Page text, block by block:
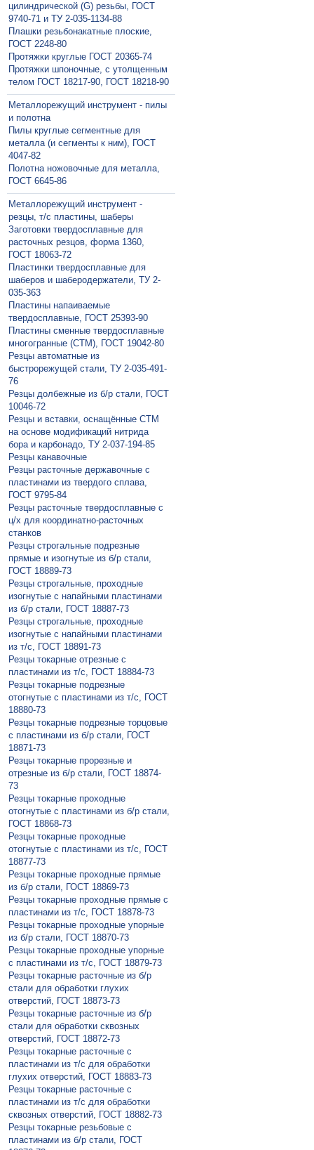
цилиндрической (G) резьбы, ГОСТ
9740-71 и ТУ 2-035-1134-88
Плашки резьбонакатные плоские,
ГОСТ 2248-80
Протяжки круглые ГОСТ 20365-74
Протяжки шпоночные, с утолщенным
телом ГОСТ 18217-90, ГОСТ 18218-90
Металлорежущий инструмент - пилы
и полотна
Пилы круглые сегментные для
металла (и сегменты к ним), ГОСТ
4047-82
Полотна ножовочные для металла,
ГОСТ 6645-86
Металлорежущий инструмент -
резцы, т/с пластины, шаберы
Заготовки твердосплавные для
расточных резцов, форма 1360,
ГОСТ 18063-72
Пластинки твердосплавные для
шаберов и шаберодержатели, ТУ 2-
035-363
Пластины напаивaемые
твердосплавные, ГОСТ 25393-90
Пластины сменные твердосплавные
многогранные (СТМ), ГОСТ 19042-80
Резцы автоматные из
быстрорежущей стали, ТУ 2-035-491-
76
Резцы долбежные из б/р стали, ГОСТ
10046-72
Резцы и вставки, оснащённые СТМ
на основе модификаций нитрида
бора и карбонадо, ТУ 2-037-194-85
Резцы канавочные
Резцы расточные державочные с
пластинами из твердого сплава,
ГОСТ 9795-84
Резцы расточные твердосплавные с
ц/х для координатно-расточных
станков
Резцы строгальные подрезные
прямые и изогнутые из б/р стали,
ГОСТ 18889-73
Резцы строгальные, проходные
изогнутые с напайными пластинами
из б/р стали, ГОСТ 18887-73
Резцы строгальные, проходные
изогнутые с напайными пластинами
из т/с, ГОСТ 18891-73
Резцы токарные отрезные с
пластинами из т/с, ГОСТ 18884-73
Резцы токарные подрезные
отогнутые с пластинами из т/с, ГОСТ
18880-73
Резцы токарные подрезные торцовые
с пластинами из б/р стали, ГОСТ
18871-73
Резцы токарные прорезные и
отрезные из б/р стали, ГОСТ 18874-
73
Резцы токарные проходные
отогнутые с пластинами из б/р стали,
ГОСТ 18868-73
Резцы токарные проходные
отогнутые с пластинами из т/с, ГОСТ
18877-73
Резцы токарные проходные прямые
из б/р стали, ГОСТ 18869-73
Резцы токарные проходные прямые с
пластинами из т/с, ГОСТ 18878-73
Резцы токарные проходные упорные
из б/р стали, ГОСТ 18870-73
Резцы токарные проходные упорные
с пластинами из т/с, ГОСТ 18879-73
Резцы токарные расточные из б/р
стали для обработки глухих
отверстий, ГОСТ 18873-73
Резцы токарные расточные из б/р
стали для обработки сквозных
отверстий, ГОСТ 18872-73
Резцы токарные расточные с
пластинами из т/с для обработки
глухих отверстий, ГОСТ 18883-73
Резцы токарные расточные с
пластинами из т/с для обработки
сквозных отверстий, ГОСТ 18882-73
Резцы токарные резьбовые с
пластинами из б/р стали, ГОСТ